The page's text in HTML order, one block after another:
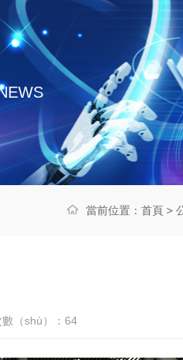
當前位置： 首頁 >
（shù）： 64